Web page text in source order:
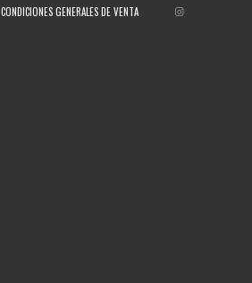
CONDICIONES GENERALES DE VENTA